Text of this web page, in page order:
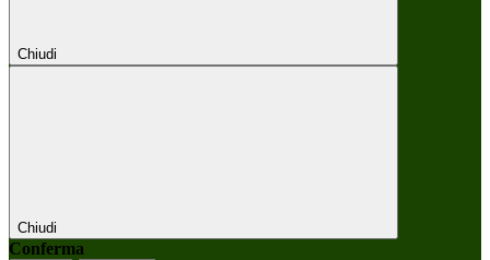
Chiudi
Chiudi
Conferma